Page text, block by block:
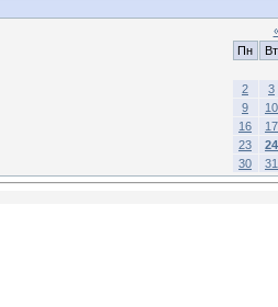
Пн
Вт
2
3
9
10
16
17
23
24
30
31